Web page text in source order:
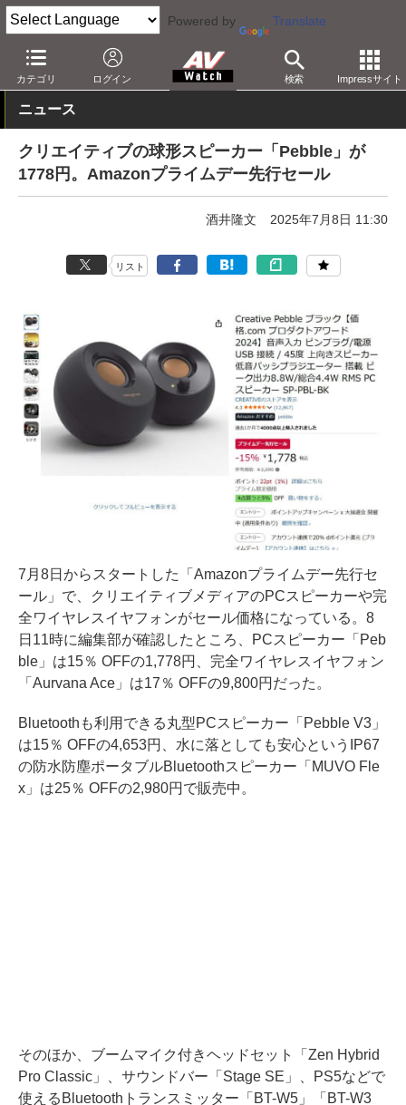
Powered by Translate
カテゴリ ログイン 検索 Impressサイト
AV Watch 動向 ショップ セール
ニュース
クリエイティブの球形スピーカー「Pebble」が
1778円。Amazonプライムデー先行セール
酒井隆文 2025年7月8日 11:30
リスト
7月8日からスタートした「Amazonプライムデー先行セ
ール」で、クリエイティブメディアのPCスピーカーや完
全ワイヤレスイヤフォンがセール価格になっている。8
日11時に編集部が確認したところ、PCスピーカー「Peb
ble」は15％ OFFの1,778円、完全ワイヤレスイヤフォン
「Aurvana Ace」は17％ OFFの9,800円だった。
Bluetoothも利用できる丸型PCスピーカー「Pebble V3」
は15％ OFFの4,653円、水に落としても安心というIP67
の防水防塵ポータブルBluetoothスピーカー「MUVO Fle
x」は25％ OFFの2,980円で販売中。
そのほか、ブームマイク付きヘッドセット「Zen Hybrid
Pro Classic」、サウンドバー「Stage SE」、PS5などで
使えるBluetoothトランスミッター「BT-W5」「BT-W3